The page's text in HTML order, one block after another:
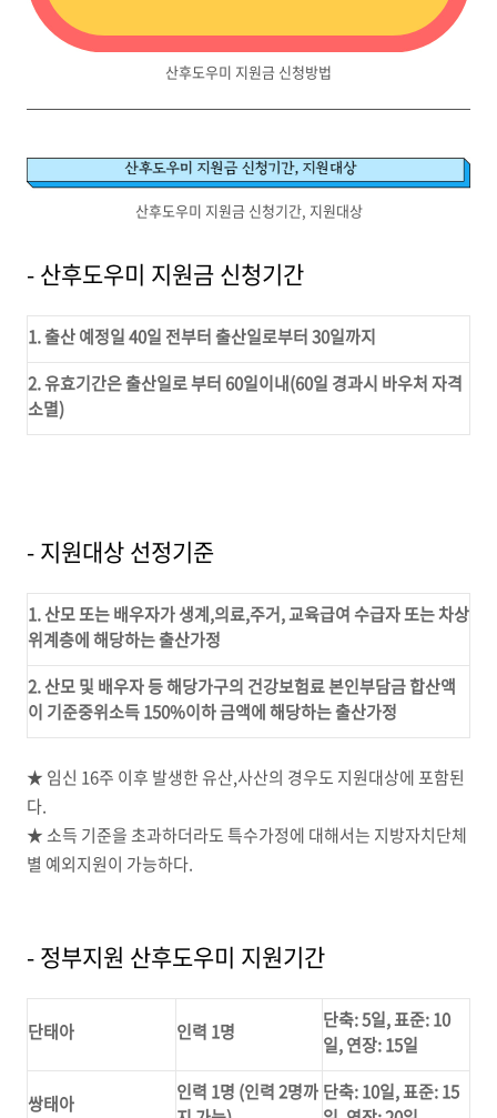
산후도우미 지원금 신청방법
산후도우미 지원금 신청기간, 지원대상
- 산후도우미 지원금 신청기간
1. 출산 예정일 40일 전부터 출산일로부터 30일까지
2. 유효기간은 출산일로 부터 60일이내(60일 경과시 바우처 자격
소멸)
- 지원대상 선정기준
1. 산모 또는 배우자가 생계,의료,주거, 교육급여 수급자 또는 차상
위계층에 해당하는 출산가정
2. 산모 및 배우자 등 해당가구의 건강보험료 본인부담금 합산액
이 기준중위소득 150%이하 금액에 해당하는 출산가정
★ 임신 16주 이후 발생한 유산,사산의 경우도 지원대상에 포함된
다.
★ 소득 기준을 초과하더라도 특수가정에 대해서는 지방자치단체
별 예외지원이 가능하다.
- 정부지원 산후도우미 지원기간
단태아 인력 1명
단축: 5일, 표준: 10
일, 연장: 15일
쌍태아
인력 1명 (인력 2명까 단축: 10일, 표준: 15